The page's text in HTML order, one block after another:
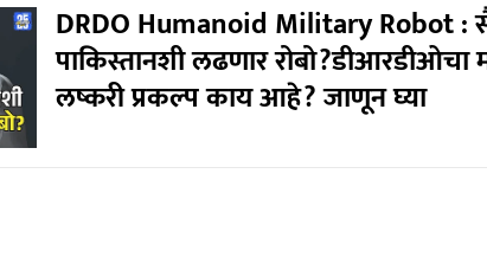
DRDO Humanoid Military Robot :
पाकिस्तानशी लढणार रोबो?डीआरडीओचा
लष्करी प्रकल्प काय आहे? जाणून घ्या